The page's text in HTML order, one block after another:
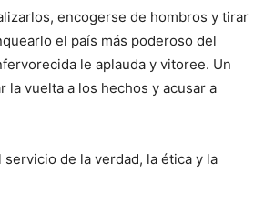
encogerse de hombros y tirar
el país más poderoso del
le aplauda y vitoree. Un
vuelta a los hechos y acusar a
de la verdad, la ética y la